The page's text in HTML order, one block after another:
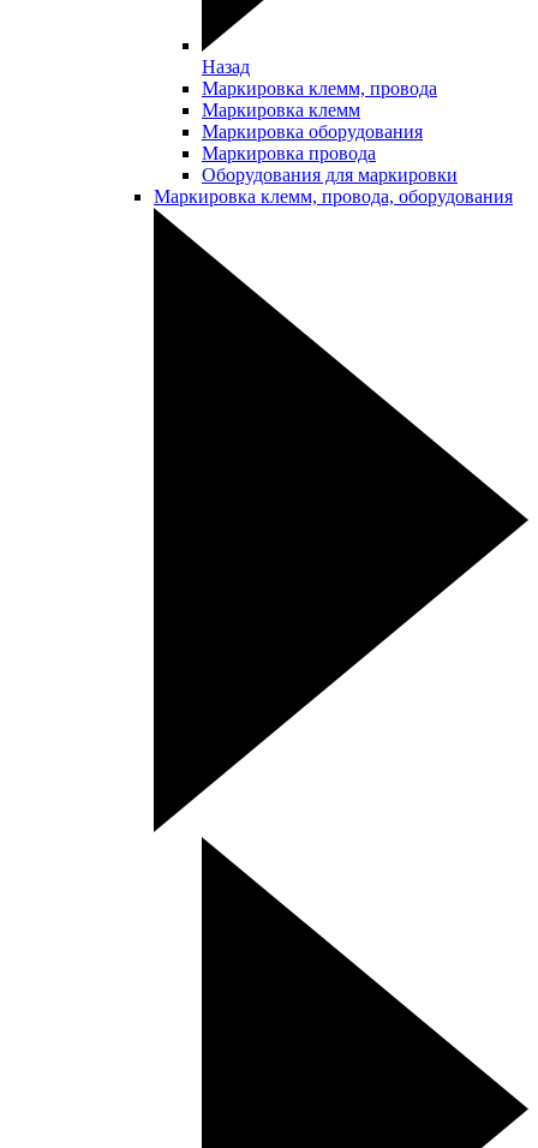
Назад
Маркировка клемм, провода
Маркировка клемм
Маркировка оборудования
Маркировка провода
Оборудования для маркировки
Маркировка клемм, провода, оборудования